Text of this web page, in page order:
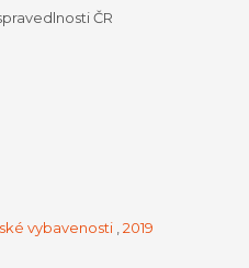
ČR
vybavenosti 2019